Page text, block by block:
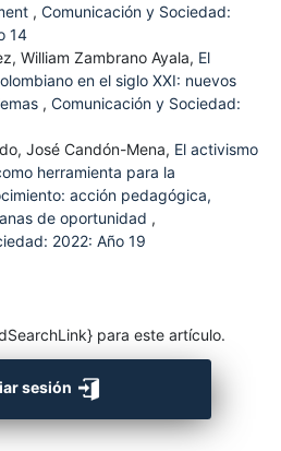
, Comunicación y Sociedad:
14
William Zambrano Ayala, El
en el siglo XXI: nuevos
, Comunicación y Sociedad:
José Candón-Mena, El activismo
herramienta para la
acción pedagógica,
de oportunidad ,
2022: Año 19
para este artículo.
sesión